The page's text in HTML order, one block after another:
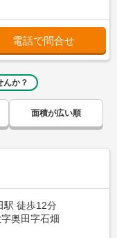
電話で問合せ
んか？
面積が広い順
駅 徒歩12分
奥田字石畑